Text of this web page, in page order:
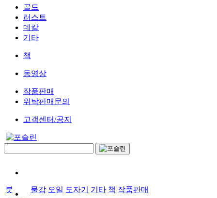
골드
러스트
데칼
기타
책
동영상
작품판매
위탁판매문의
고객센터/공지
붓 물감 오일 도자기 기타 책 작품판매